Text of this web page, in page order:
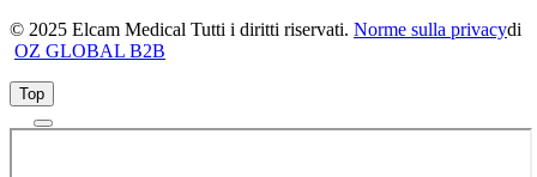
© 2025 Elcam Medical Tutti i diritti riservati. Norme sulla privacydi
OZ GLOBAL B2B
Top